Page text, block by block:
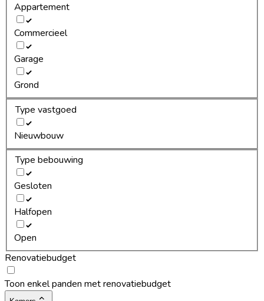
Appartement
Commercieel
Garage
Grond
Type vastgoed
Nieuwbouw
Type bebouwing
Gesloten
Halfopen
Open
Renovatiebudget
Toon enkel panden met renovatiebudget